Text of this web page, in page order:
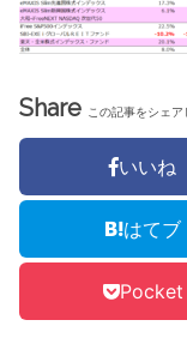
Share この記事をシェア
いいね
はてブ
Pocket